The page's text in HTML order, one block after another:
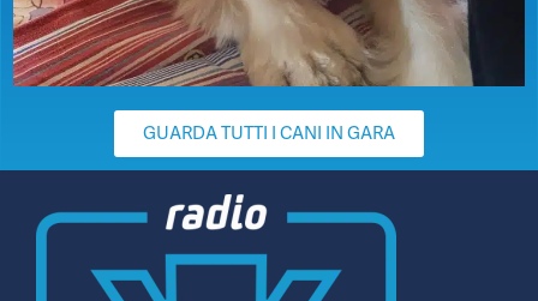
GUARDA TUTTI I CANI IN GARA